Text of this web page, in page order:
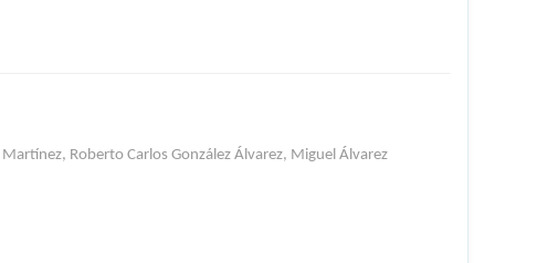
Roberto Carlos González Álvarez, Miguel Álvarez